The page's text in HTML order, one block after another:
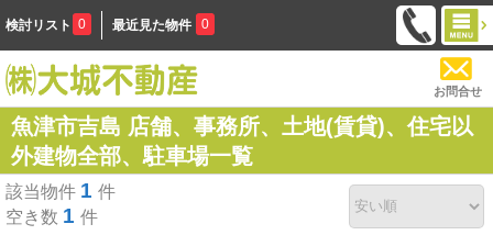
検討リスト 0 最近見た物件 0
お問合せ
魚津市吉島 店舗、事務所、土地(賃貸)、住宅以
外建物全部、駐車場一覧
該当物件 1 件
空き数 1 件